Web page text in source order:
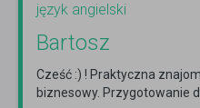
język angielski
Bartosz
Cześć :) ! Praktyczna
biznesowy. Przygotowanie